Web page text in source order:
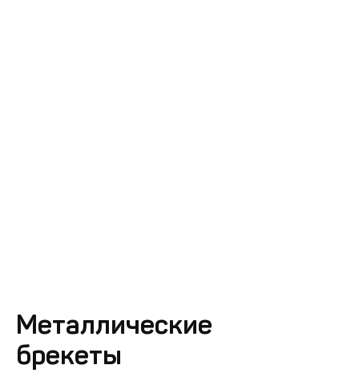
Металлические
брекеты